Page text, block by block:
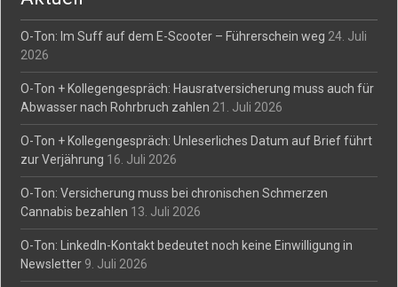
O-Ton: Im Suff auf dem E-Scooter – Führerschein weg 24. Juli
2026
O-Ton + Kollegengespräch: Hausratversicherung muss auch für
Abwasser nach Rohrbruch zahlen 21. Juli 2026
O-Ton + Kollegengespräch: Unleserliches Datum auf Brief führt
zur Verjährung 16. Juli 2026
O-Ton: Versicherung muss bei chronischen Schmerzen
Cannabis bezahlen 13. Juli 2026
O-Ton: LinkedIn-Kontakt bedeutet noch keine Einwilligung in
Newsletter 9. Juli 2026